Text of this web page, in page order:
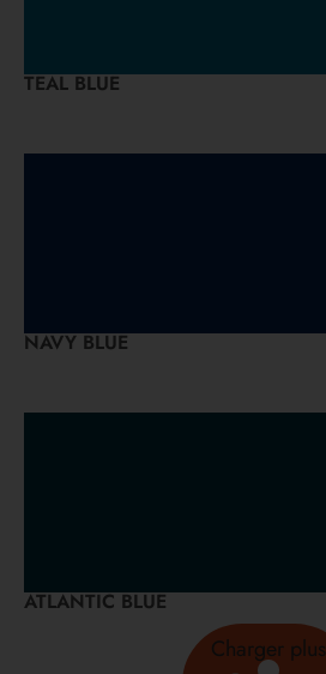
TEAL BLUE
NAVY BLUE
ATLANTIC BLUE
Charger plus